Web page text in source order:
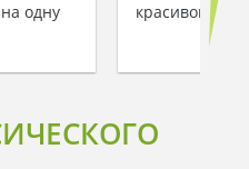
одну
красивой